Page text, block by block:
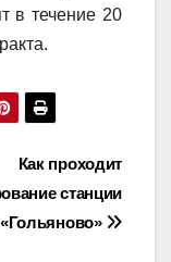
в течение 20
Как проходит
станции